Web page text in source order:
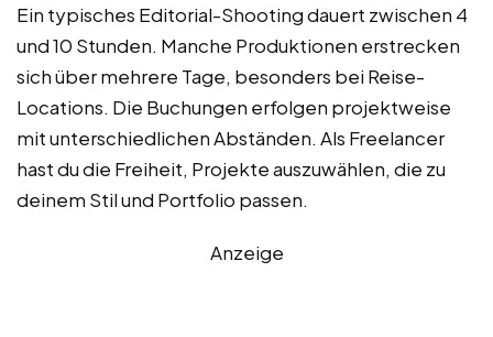
Ein typisches Editorial-Shooting dauert zwischen 4
und 10 Stunden. Manche Produktionen erstrecken
sich über mehrere Tage, besonders bei Reise-
Locations. Die Buchungen erfolgen projektweise
mit unterschiedlichen Abständen. Als Freelancer
hast du die Freiheit, Projekte auszuwählen, die zu
deinem Stil und Portfolio passen.
Anzeige